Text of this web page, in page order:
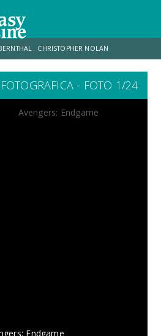
CHRISTOPHER NOLAN
GAMES ODISSEA JACOB BATALON
- FOTO 1/24
Endgame